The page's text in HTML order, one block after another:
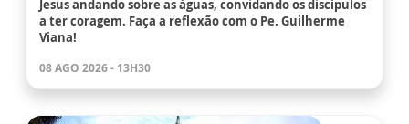
Jesus andando sobre as águas, convidando os discípulos
a ter coragem. Faça a reflexão com o Pe. Guilherme
Viana!
08 AGO 2026 - 13H30